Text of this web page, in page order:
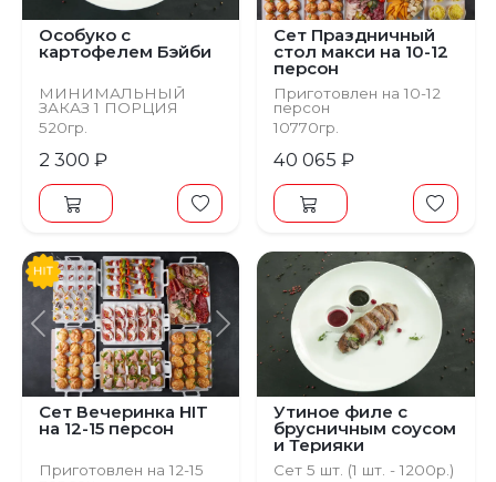
Особуко с
картофелем Бэйби
МИНИМАЛЬНЫЙ
ЗАКАЗ 1 ПОРЦИЯ
520гр.
2 300 ₽
Сет Праздничный
стол макси на 10-12
персон
Приготовлен на 10-12
персон
Стоимость на персону
- от 3314 руб.
10770гр.
40 065 ₽
Предыдущий Следующий
Сет Вечеринка HIT
на 12-15 персон
Приготовлен на 12-15
Утиное филе с
брусничным соусом
и Терияки
Сет 5 шт. (1 шт. - 1200р.)